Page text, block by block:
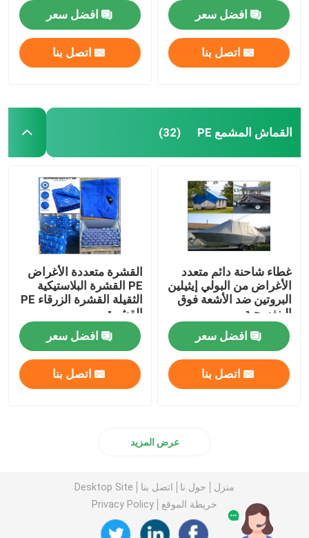
افضل سعر
اتصل بنا
افضل سعر
اتصل بنا
القماش المشمع PE (32)
غطاء شاحنة دائم متعدد
الأغراض من البولي إيثيلين
البروتين ضد الأشعة فوق
البنفسجية
افضل سعر
اتصل بنا
القشرة متعددة الأغراض
PE القشرة البلاستيكية
الثقيلة القشرة الزرقاء PE
القشرة
افضل سعر
اتصل بنا
عرض المزيد
منزل حول نا اتصل بنا
Desktop Site
خريطة الموقع
Privacy Policy